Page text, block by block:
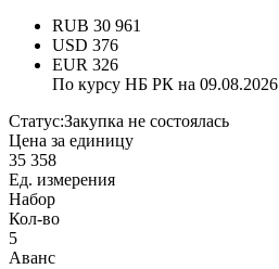
RUB 30 961
USD 376
EUR 326
По курсу НБ РК на 09.08.2026
Статус:Закупка не состоялась
Цена за единицу
35 358
Ед. измерения
Набор
Кол-во
5
Аванс